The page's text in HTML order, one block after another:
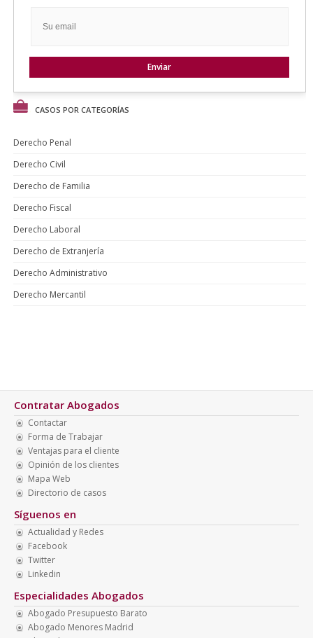
CASOS POR CATEGORÍAS
Derecho Penal
Derecho Civil
Derecho de Familia
Derecho Fiscal
Derecho Laboral
Derecho de Extranjería
Derecho Administrativo
Derecho Mercantil
Contratar Abogados
Contactar
Forma de Trabajar
Ventajas para el cliente
Opinión de los clientes
Mapa Web
Directorio de casos
Síguenos en
Actualidad y Redes
Facebook
Twitter
Linkedin
Especialidades Abogados
Abogado Presupuesto Barato
Abogado Menores Madrid